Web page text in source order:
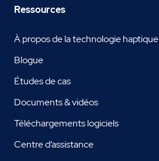
Ressources
À propos de la technologie haptique
Blogue
Études de cas
Documents & vidéos
Téléchargements logiciels
Centre d’assistance